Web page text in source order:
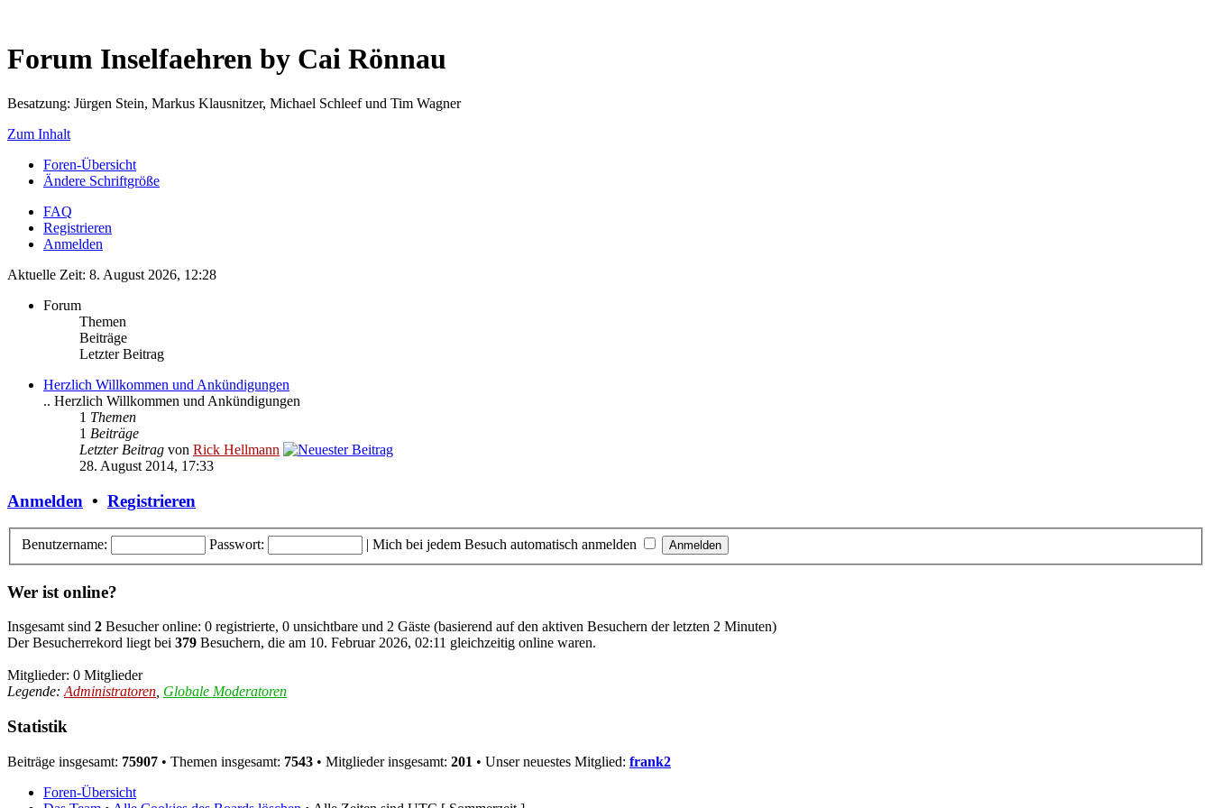
Forum Inselfaehren by Cai Rönnau
Besatzung: Jürgen Stein, Markus Klausnitzer, Michael Schleef und Tim Wagner
Zum Inhalt
Foren-Übersicht
Ändere Schriftgröße
FAQ
Registrieren
Anmelden
Aktuelle Zeit: 8. August 2026, 12:28
Forum
Themen
Beiträge
Letzter Beitrag
Herzlich Willkommen und Ankündigungen
.. Herzlich Willkommen und Ankündigungen
1 Themen
1 Beiträge
Letzter Beitrag von Rick Hellmann
28. August 2014, 17:33
Anmelden • Registrieren
Benutzername: Passwort: | Mich bei jedem Besuch automatisch anmelden
Wer ist online?
Insgesamt sind 2 Besucher online: 0 registrierte, 0 unsichtbare und 2 Gäste (basierend auf den aktiven Besuchern der letzten 2 Minuten)
Der Besucherrekord liegt bei 379 Besuchern, die am 10. Februar 2026, 02:11 gleichzeitig online waren.
Mitglieder: 0 Mitglieder
Legende: Administratoren Globale Moderatoren
Statistik
Beiträge insgesamt: 75907 • Themen insgesamt: 7543 • Mitglieder insgesamt: 201 • Unser neuestes Mitglied: frank2
Foren-Übersicht